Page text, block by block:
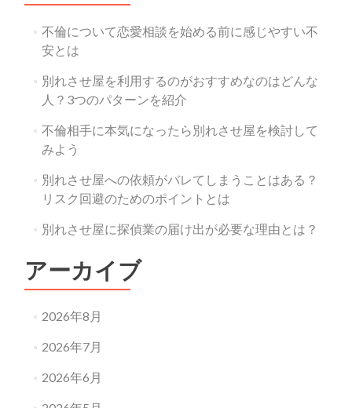
不倫について恋愛相談を始める前に感じやすい不
安とは
別れさせ屋を利用するのがおすすめなのはどんな
人？3つのパターンを紹介
不倫相手に本気になったら別れさせ屋を検討して
みよう
別れさせ屋への依頼がバレてしまうことはある？
リスク回避のためのポイントとは
別れさせ屋に探偵業の届け出が必要な理由とは？
アーカイブ
2026年8月
2026年7月
2026年6月